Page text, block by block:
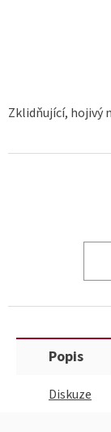
Zklidňující, hojivý
Popis
Diskuze